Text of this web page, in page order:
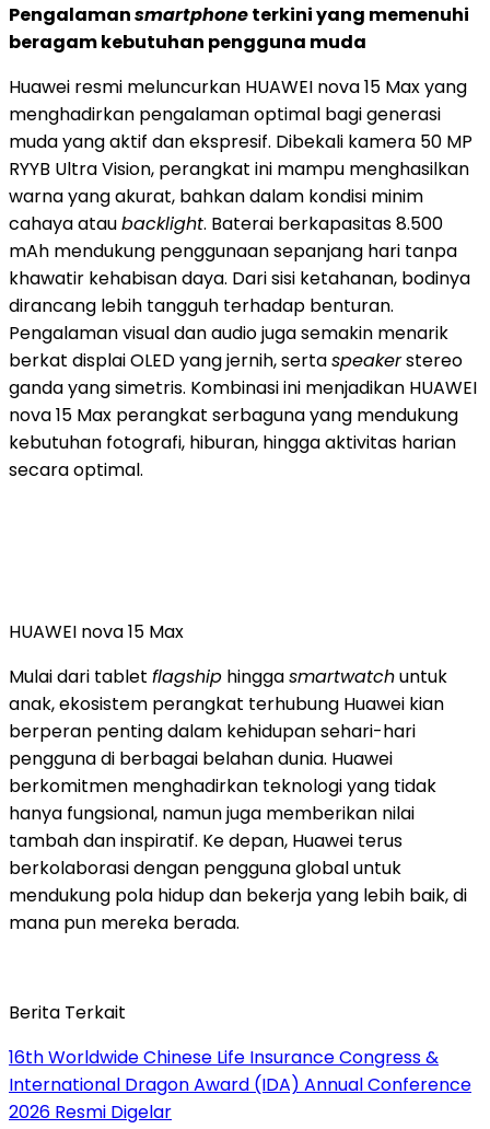
Pengalamansmartphoneterkini yang memenuhi
beragam kebutuhan pengguna muda
Huawei resmi meluncurkan HUAWEI nova 15 Max yang
menghadirkan pengalaman optimal bagi generasi
muda yang aktif dan ekspresif. Dibekali kamera 50 MP
RYYB Ultra Vision, perangkat ini mampu menghasilkan
warna yang akurat, bahkan dalam kondisi minim
cahaya ataubacklight. Baterai berkapasitas 8.500
mAh mendukung penggunaan sepanjang hari tanpa
khawatir kehabisan daya. Dari sisi ketahanan, bodinya
dirancang lebih tangguh terhadap benturan.
Pengalaman visual dan audio juga semakin menarik
berkat displai OLED yang jernih, sertaspeakerstereo
ganda yang simetris. Kombinasi ini menjadikan HUAWEI
nova 15 Max perangkat serbaguna yang mendukung
kebutuhan fotografi, hiburan, hingga aktivitas harian
secara optimal.
HUAWEI nova 15 Max
Mulai dari tablet flagship hinggasmartwatchuntuk
anak, ekosistem perangkat terhubung Huawei kian
berperan penting dalam kehidupan sehari-hari
pengguna di berbagai belahan dunia. Huawei
berkomitmen menghadirkan teknologi yang tidak
hanya fungsional, namun juga memberikan nilai
tambah dan inspiratif. Ke depan, Huawei terus
berkolaborasi dengan pengguna global untuk
mendukung pola hidup dan bekerja yang lebih baik, di
mana pun mereka berada.
Berita Terkait
16th Worldwide Chinese Life Insurance Congress &
International Dragon Award (IDA) Annual Conference
2026 Resmi Digelar